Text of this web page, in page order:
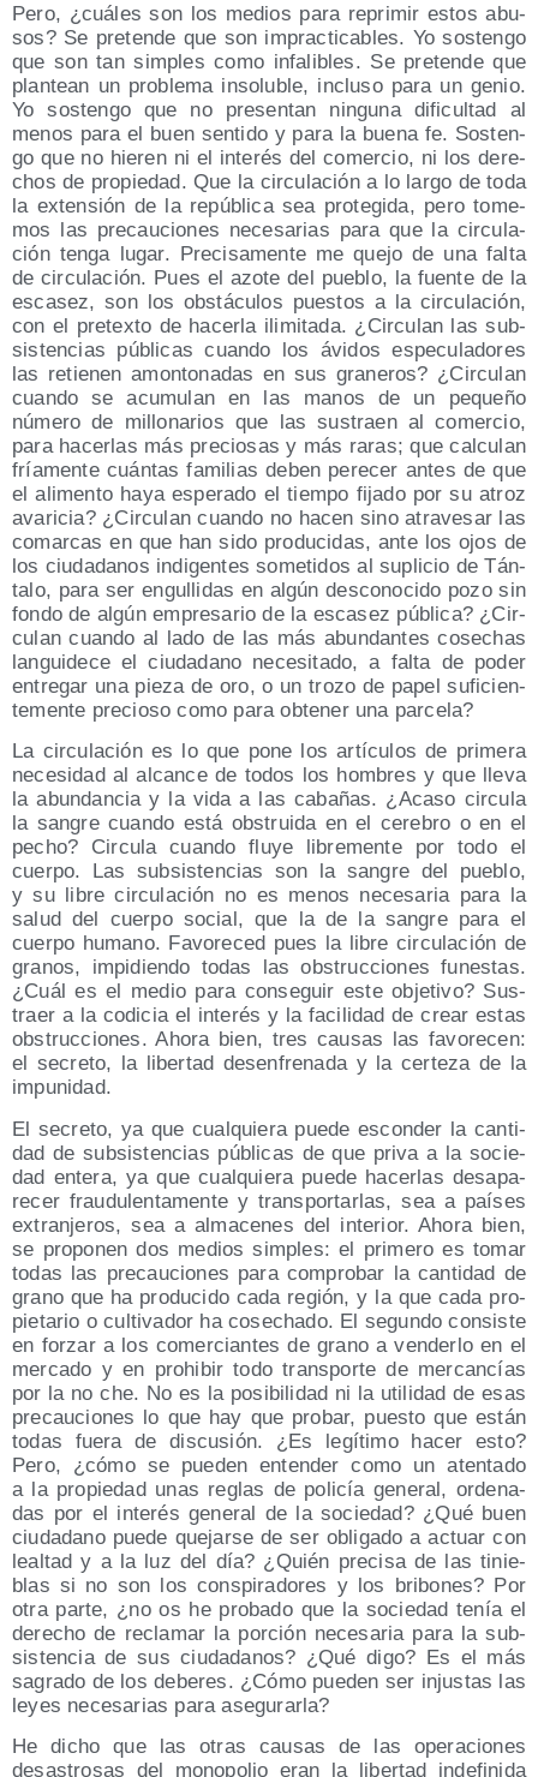
Pero, ¿cuá­les son los medios para repri­mir estos abu­
sos? Se pre­ten­de que son imprac­ti­ca­bles. Yo sos­ten­go
que son tan sim­ples como infa­li­bles. Se pre­ten­de que
plan­tean un pro­ble­ma inso­lu­ble, inclu­so para un genio.
Yo sos­ten­go que no pre­sen­tan nin­gu­na difi­cul­tad al
menos para el buen sen­ti­do y para la bue­na fe. Sos­ten­
go que no hie­ren ni el inte­rés del comer­cio, ni los dere­
chos de pro­pie­dad. Que la cir­cu­la­ción a lo lar­go de toda
la exten­sión de la repú­bli­ca sea pro­te­gi­da, pero tome­
mos las pre­cau­cio­nes nece­sa­rias para que la cir­cu­la­
ción ten­ga lugar. Pre­ci­sa­men­te me que­jo de una fal­ta
de cir­cu­la­ción. Pues el azo­te del pue­blo, la fuen­te de la
esca­sez, son los obs­tácu­los pues­tos a la cir­cu­la­ción,
con el pre­tex­to de hacer­la ili­mi­ta­da. ¿Cir­cu­lan las sub­
sis­ten­cias públi­cas cuan­do los ávi­dos espe­cu­la­do­res
las retie­nen amon­to­na­das en sus gra­ne­ros? ¿Cir­cu­lan
cuan­do se acu­mu­lan en las manos de un peque­ño
núme­ro de millo­na­rios que las sus­traen al comer­cio,
para hacer­las más pre­cio­sas y más raras; que cal­cu­lan
fría­men­te cuán­tas fami­lias deben pere­cer antes de que
el ali­men­to haya espe­ra­do el tiem­po fija­do por su atroz
ava­ri­cia? ¿Cir­cu­lan cuan­do no hacen sino atra­ve­sar las
comar­cas en que han sido pro­du­ci­das, ante los ojos de
los ciu­da­da­nos indi­gen­tes some­ti­dos al supli­cio de Tán­
ta­lo, para ser engu­lli­das en algún des­co­no­ci­do pozo sin
fon­do de algún empre­sa­rio de la esca­sez públi­ca? ¿Cir­
cu­lan cuan­do al lado de las más abun­dan­tes cose­chas
lan­gui­de­ce el ciu­da­dano nece­si­ta­do, a fal­ta de poder
entre­gar una pie­za de oro, o un tro­zo de papel sufi­cien­
te­men­te pre­cio­so como para obte­ner una parcela?
La cir­cu­la­ción es lo que pone los artícu­los de pri­me­ra
nece­si­dad al alcan­ce de todos los hom­bres y que lle­va
la abun­dan­cia y la vida a las caba­ñas. ¿Aca­so cir­cu­la
la san­gre cuan­do está obs­trui­da en el cere­bro o en el
pecho? Cir­cu­la cuan­do flu­ye libre­men­te por todo el
cuer­po. Las sub­sis­ten­cias son la san­gre del pue­blo,
y su libre cir­cu­la­ción no es menos nece­sa­ria para la
salud del cuer­po social, que la de la san­gre para el
cuer­po humano. Favo­re­ced pues la libre cir­cu­la­ción de
gra­nos, impi­dien­do todas las obs­truc­cio­nes funes­tas.
¿Cuál es el medio para con­se­guir este obje­ti­vo? Sus­
traer a la codi­cia el inte­rés y la faci­li­dad de crear estas
obs­truc­cio­nes. Aho­ra bien, tres cau­sas las favo­re­cen:
el secre­to, la liber­tad desen­fre­na­da y la cer­te­za de la
impunidad.
El secre­to, ya que cual­quie­ra pue­de escon­der la can­ti­
dad de sub­sis­ten­cias públi­cas de que pri­va a la socie­
dad ente­ra, ya que cual­quie­ra pue­de hacer­las des­apa­
re­cer frau­du­len­ta­men­te y trans­por­tar­las, sea a paí­ses
extran­je­ros, sea a alma­ce­nes del inte­rior. Aho­ra bien,
se pro­po­nen dos medios sim­ples: el pri­me­ro es tomar
todas las pre­cau­cio­nes para com­pro­bar la can­ti­dad de
grano que ha pro­du­ci­do cada región, y la que cada pro­
pie­ta­rio o cul­ti­va­dor ha cose­cha­do. El segun­do con­sis­te
en for­zar a los comer­cian­tes de grano a ven­der­lo en el
mer­ca­do y en prohi­bir todo trans­por­te de mer­can­cías
por la no che. No es la posi­bi­li­dad ni la uti­li­dad de esas
pre­cau­cio­nes lo que hay que pro­bar, pues­to que están
todas fue­ra de dis­cu­sión. ¿Es legí­ti­mo hacer esto?
Pero, ¿cómo se pue­den enten­der como un aten­ta­do
a la pro­pie­dad unas reglas de poli­cía gene­ral, orde­na­
das por el inte­rés gene­ral de la socie­dad? ¿Qué buen
ciu­da­dano pue­de que­jar­se de ser obli­ga­do a actuar con
leal­tad y a la luz del día? ¿Quién pre­ci­sa de las tinie­
blas si no son los cons­pi­ra­do­res y los bri­bo­nes? Por
otra par­te, ¿no os he pro­ba­do que la socie­dad tenía el
dere­cho de recla­mar la por­ción nece­sa­ria para la sub­
sis­ten­cia de sus ciu­da­da­nos? ¿Qué digo? Es el más
sagra­do de los debe­res. ¿Cómo pue­den ser injus­tas las
leyes nece­sa­rias para asegurarla?
He dicho que las otras cau­sas de las ope­ra­cio­nes
desas­tro­sas del mono­po­lio eran la liber­tad inde­fi­ni­da